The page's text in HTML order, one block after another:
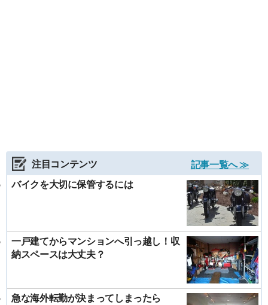
注目コンテンツ
記事一覧へ ≫
バイクを大切に保管するには
一戸建てからマンションへ引っ越し！収
納スペースは大丈夫？
急な海外転勤が決まってしまったら